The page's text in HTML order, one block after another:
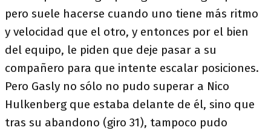
pero suele hacerse cuando uno tiene más ritmo
y velocidad que el otro, y entonces por el bien
del equipo, le piden que deje pasar a su
compañero para que intente escalar posiciones.
Pero Gasly no sólo no pudo superar a Nico
Hulkenberg que estaba delante de él, sino que
tras su abandono (giro 31), tampoco pudo